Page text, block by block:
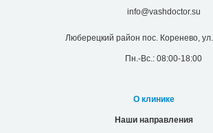
info@vashdoctor.su
Люберецкий район пос. Коренево,
Пн.-Вс.: 08:00-18:00
О клинике
Наши направления